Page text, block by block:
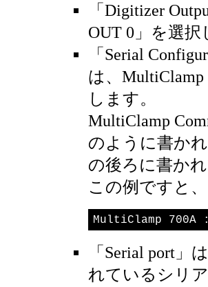
「Digitizer
OUT 0」を選択
「Serial
は、
します。
MultiClamp
のように書か
の後ろに書か
この例ですと
MultiClamp 700A
「Serial port」
れているシリ